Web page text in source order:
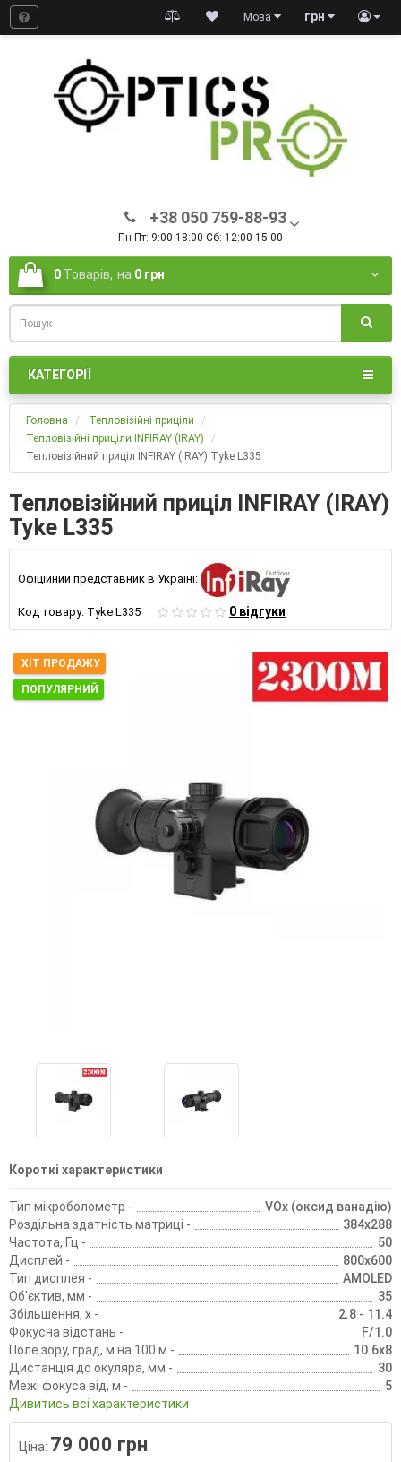
грн
Мова
+38 050 759-88-93
Пн-Пт: 9:00-18:00 Сб: 12:00-15:00
0 Товарів, на 0 грн
КАТЕГОРІЇ
Головна
Тепловізійні приціли
Тепловізійні приціли INFIRAY (IRAY)
Тепловізійний приціл INFIRAY (IRAY) Tyke L335
Тепловізійний приціл INFIRAY (IRAY)
Tyke L335
Офіційний представник в Україні:
Код товару: Tyke L335 0 відгуки
ХІТ ПРОДАЖУ
ПОПУЛЯРНИЙ
Короткі характеристики
Тип мікроболометр -
VOx (оксид ванадію)
Роздільна здатність матриці -
384x288
Частота, Гц -
50
Дисплей -
800x600
Тип дисплея -
AMOLED
Об'єктив, мм -
35
Збільшення, х -
2.8 - 11.4
Фокусна відстань -
F/1.0
Поле зору, град, м на 100 м -
10.6x8
Дистанція до окуляра, мм -
30
Межі фокуса від, м -
5
Дивитись всі характеристики
Ціна: 79 000 грн